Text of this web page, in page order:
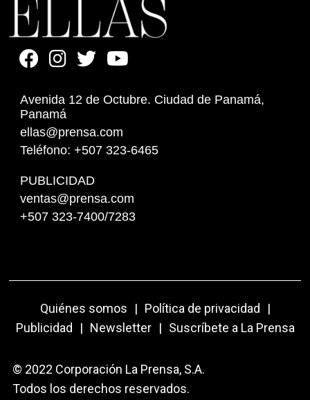
Avenida 12 de Octubre. Ciudad de Panamá,
Panamá
ellas@prensa.com
Teléfono: +507 323-6465
PUBLICIDAD
ventas@prensa.com
+507 323-7400/7283
Quiénes somos | Política de privacidad
|
Publicidad
| Newsletter | Suscríbete a La Prensa
© 2022 Corporación La Prensa, S.A.
Todos los derechos reservados.